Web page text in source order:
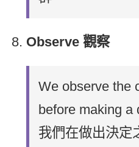
Observe 觀察
We observe the
before making a
我們在做出決定